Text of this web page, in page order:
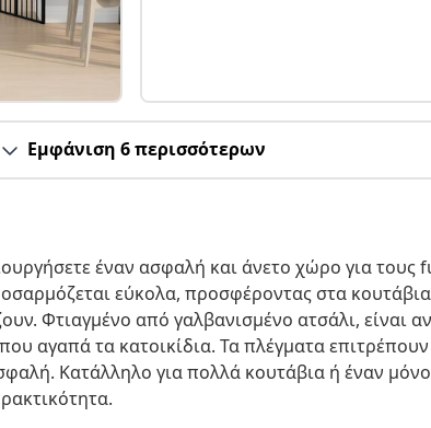
Εμφάνιση 6 περισσότερων
έναν ασφαλή και άνετο χώρο για τους
εύκολα, προσφέροντας στα
Φτιαγμένο από γαλβανισμένο ατσάλι, είναι
αγαπά τα κατοικίδια. Τα πλέγματα
Κατάλληλο για πολλά κουτάβια ή έναν